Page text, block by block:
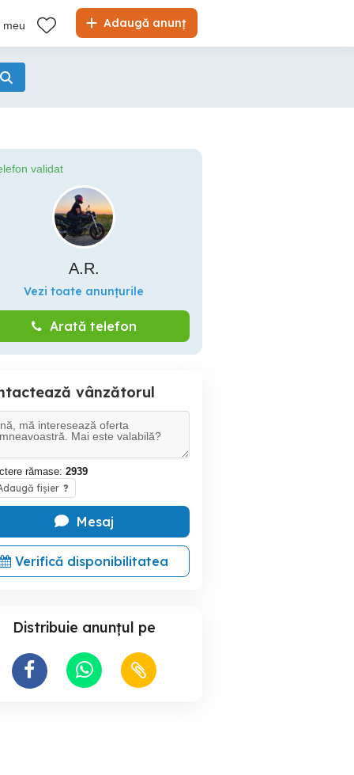
Adaugă anunț
meu
validat
A.R.
Vezi toate anunțurile
Arată telefon
vânzătorul
rămase: 2939
fișier ?
Mesaj
Verifică disponibilitatea
Distribuie anunțul pe